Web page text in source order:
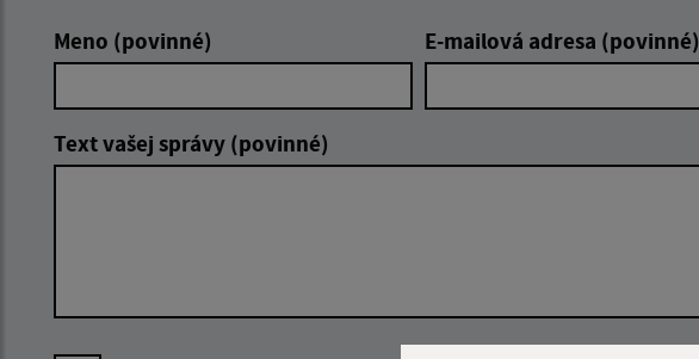
Meno (povinné) E-mailová adresa (povinné)
Text vašej správy (povinné)